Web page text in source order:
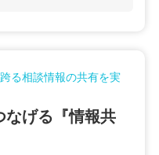
る相談情報の共有を実
なげる『情報共